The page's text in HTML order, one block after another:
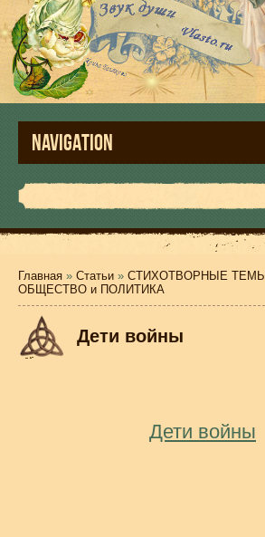
NAVIGATION
Главная » Статьи » СТИХОТВОРНЫЕ ТЕМЫ
ОБЩЕСТВО и ПОЛИТИКА
Дети войны
Дети войны